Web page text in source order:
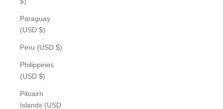
Paraguay
(USD $)
Peru (USD $)
Philippines
(USD $)
Pitcairn
Islands (USD